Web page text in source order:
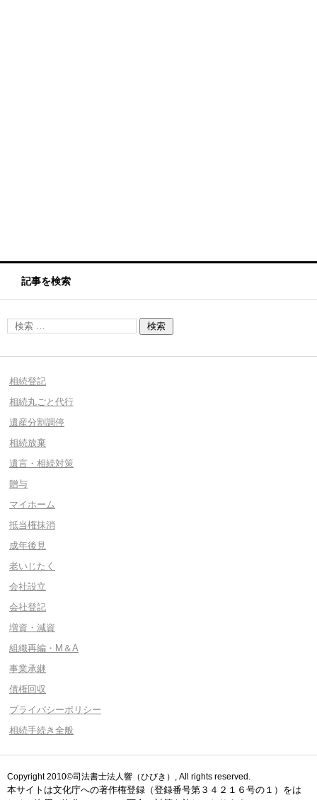
記事を検索
相続登記
相続丸ごと代行
遺産分割調停
相続放棄
遺言・相続対策
贈与
マイホーム
抵当権抹消
成年後見
老いじたく
会社設立
会社登記
増資・減資
組織再編・M＆A
事業承継
債権回収
プライバシーポリシー
相続手続き全般
Copyright 2010©司法書士法人響（ひびき）, All rights reserved.
本サイトは文化庁への著作権登録（登録番号第３４２１６号の１）をは